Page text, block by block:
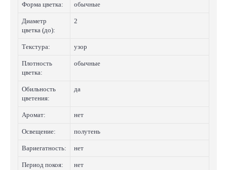
Форма цветка: обычные
Диаметр
цветка (до):
2
Текстура: узор
Плотность
цветка:
обычные
Обильность
цветения:
да
Аромат: нет
Освещение: полутень
Вариегатность: нет
Период покоя: нет